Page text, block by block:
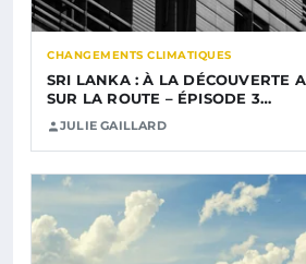
CHANGEMENTS CLIMATIQUES
SRI LANKA : À LA DÉCOUVERTE
SUR LA ROUTE – ÉPISODE 3…
JULIE GAILLARD